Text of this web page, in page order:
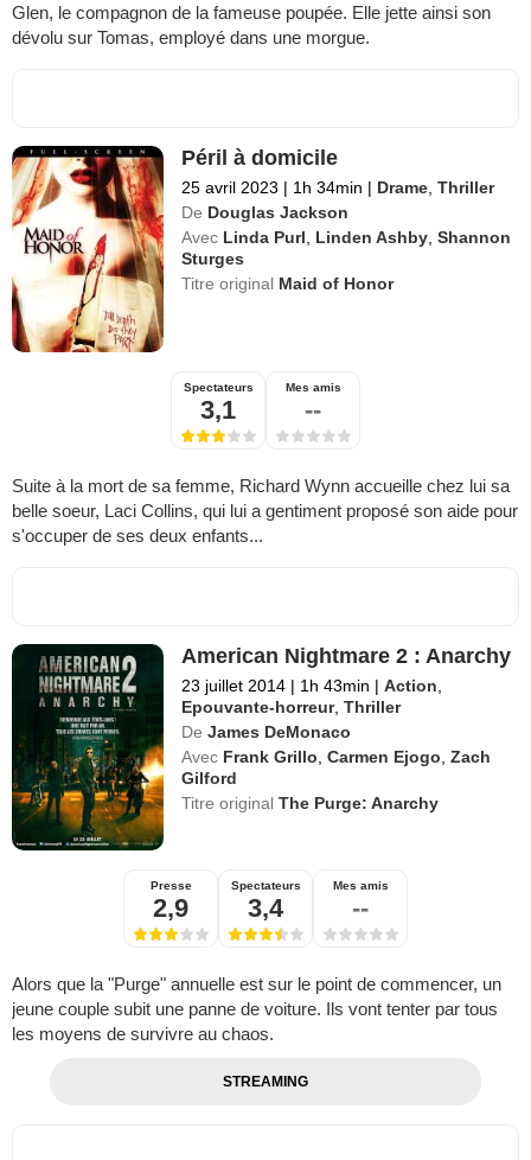
Glen, le compagnon de la fameuse poupée. Elle jette ainsi son
dévolu sur Tomas, employé dans une morgue.
Péril à domicile
25 avril 2023 | 1h 34min | Drame ,Thriller
De Douglas Jackson
Avec Linda Purl Linden Ashby ,Shannon
Sturges
Titre original Maid of Honor
Spectateurs
3,1
Mes amis
--
Suite à la mort de sa femme, Richard Wynn accueille chez lui sa
belle soeur, Laci Collins, qui lui a gentiment proposé son aide pour
s'occuper de ses deux enfants...
American Nightmare 2 : Anarchy
23 juillet 2014 | 1h 43min | Action,
Epouvante-horreur,Thriller
De James DeMonaco
Avec Frank Grillo,Carmen Ejogo,Zach
Gilford
Titre originalThe Purge: Anarchy
Presse
2,9
Spectateurs
3,4
Mes amis
--
Alors que la "Purge" annuelle est sur le point de commencer, un
jeune couple subit une panne de voiture. Ils vont tenter par tous
les moyens de survivre au chaos.
STREAMING